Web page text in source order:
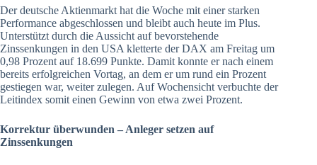
Der deutsche Aktienmarkt hat die Woche mit einer starken
Performance abgeschlossen und bleibt auch heute im Plus.
Unterstützt durch die Aussicht auf bevorstehende
Zinssenkungen in den USA kletterte der DAX am Freitag um
0,98 Prozent auf 18.699 Punkte. Damit konnte er nach einem
bereits erfolgreichen Vortag, an dem er um rund ein Prozent
gestiegen war, weiter zulegen. Auf Wochensicht verbuchte der
Leitindex somit einen Gewinn von etwa zwei Prozent.
Korrektur überwunden – Anleger setzen auf
Zinssenkungen